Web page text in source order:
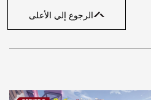
الرجوع إلي الأعلى